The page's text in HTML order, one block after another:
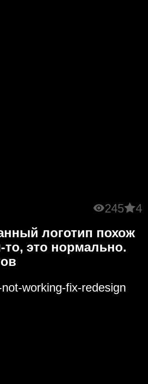
245 4
логотип похож
то, это нормально.